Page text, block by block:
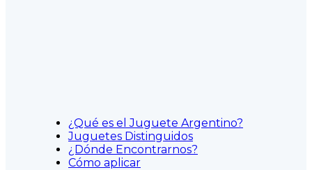
¿Qué es el Juguete Argentino?
Juguetes Distinguidos
¿Dónde Encontrarnos?
Cómo aplicar